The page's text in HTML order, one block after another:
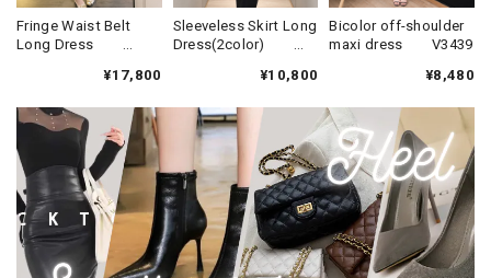
Fringe Waist Belt
Long Dress
¥17,800
Sleeveless Skirt Long
Dress(2color)
¥10,800
Bicolor off-shoulder
maxi dress V3439
¥8,480